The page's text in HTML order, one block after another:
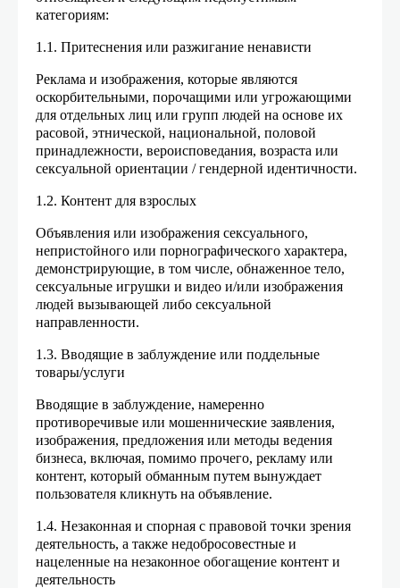
категориям:
1.1. Притеснения или разжигание ненависти
Реклама и изображения, которые являются
оскорбительными, порочащими или угрожающими
для отдельных лиц или групп людей на основе их
расовой, этнической, национальной, половой
принадлежности, вероисповедания, возраста или
сексуальной ориентации / гендерной идентичности.
1.2. Контент для взрослых
Объявления или изображения сексуального,
непристойного или порнографического характера,
демонстрирующие, в том числе, обнаженное тело,
сексуальные игрушки и видео и/или изображения
людей вызывающей либо сексуальной
направленности.
1.3. Вводящие в заблуждение или поддельные
товары/услуги
Вводящие в заблуждение, намеренно
противоречивые или мошеннические заявления,
изображения, предложения или методы ведения
бизнеса, включая, помимо прочего, рекламу или
контент, который обманным путем вынуждает
пользователя кликнуть на объявление.
1.4. Незаконная и спорная с правовой точки зрения
деятельность, а также недобросовестные и
нацеленные на незаконное обогащение контент и
деятельность